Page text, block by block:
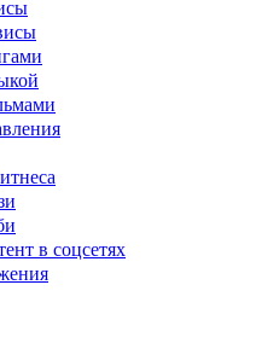
в соцсетях